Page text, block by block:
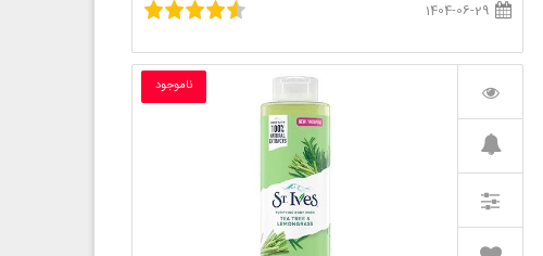
ناموجود